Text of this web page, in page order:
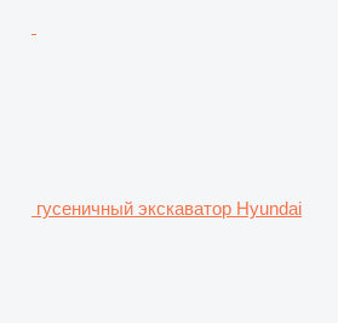
гусеничный экскаватор Hyundai